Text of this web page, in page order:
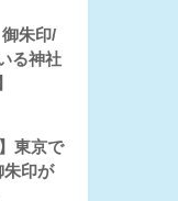
御朱印/
る神社
東京で
朱印が